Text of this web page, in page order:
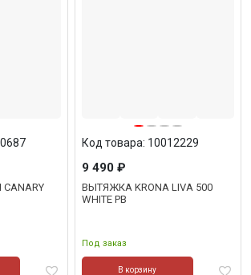
ВЫТЯЖКА KRONA LIVA 500
WHITE PB
Под заказ
Код товара: 10012229
9 490 ₽
В корзину